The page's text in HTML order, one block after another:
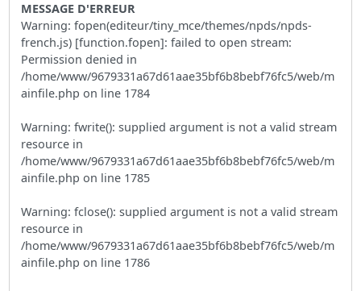
MESSAGE D'ERREUR
Warning: fopen(editeur/tiny_mce/themes/npds/npds-
french.js) [function.fopen]: failed to open stream:
Permission denied in
/home/www/9679331a67d61aae35bf6b8bebf76fc5/web/m
ainfile.php on line 1784
Warning: fwrite(): supplied argument is not a valid stream
resource in
/home/www/9679331a67d61aae35bf6b8bebf76fc5/web/m
ainfile.php on line 1785
Warning: fclose(): supplied argument is not a valid stream
resource in
/home/www/9679331a67d61aae35bf6b8bebf76fc5/web/m
ainfile.php on line 1786